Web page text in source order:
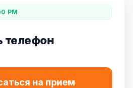
PM
телефон
на прием